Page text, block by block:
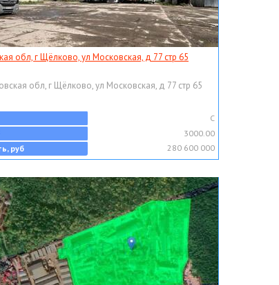
обл, г Щёлково, ул Московская, д 77 стр 65
обл, г Щёлково, ул Московская, д 77 стр 65
C
3000.00
руб
280 600 000